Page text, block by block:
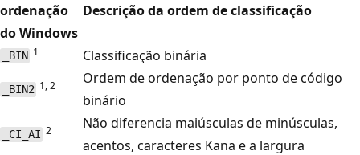
ordenação
do Windows
Descrição da ordem de classificação
_BIN 1 Classificação binária
_BIN2 1, 2
Ordem de ordenação por ponto de código
binário
_CI_AI 2
Não diferencia maiúsculas de minúsculas,
acentos, caracteres Kana e a largura